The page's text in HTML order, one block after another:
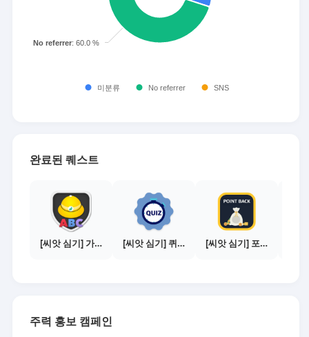
완료된 퀘스트
[씨앗 심기] 가이드보기 - 매체별 활동 가이드 [씨앗 심기] 퀴즈 참여하기 [씨앗 심기] 포인트백 설치하기 (PC 전용)
주력 홍보 캠페인